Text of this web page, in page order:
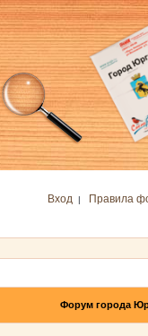
Вход | Правила
Форум города